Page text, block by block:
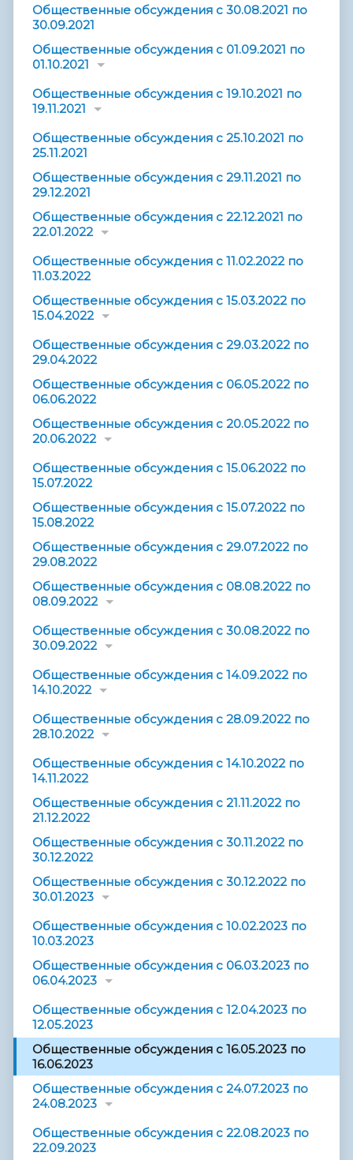
Общественные обсуждения с 30.08.2021 по
30.09.2021
Общественные обсуждения с 01.09.2021 по
01.10.2021
Общественные обсуждения с 19.10.2021 по
19.11.2021
Общественные обсуждения с 25.10.2021 по
25.11.2021
Общественные обсуждения с 29.11.2021 по
29.12.2021
Общественные обсуждения с 22.12.2021 по
22.01.2022
Общественные обсуждения с 11.02.2022 по
11.03.2022
Общественные обсуждения с 15.03.2022 по
15.04.2022
Общественные обсуждения с 29.03.2022 по
29.04.2022
Общественные обсуждения с 06.05.2022 по
06.06.2022
Общественные обсуждения с 20.05.2022 по
20.06.2022
Общественные обсуждения с 15.06.2022 по
15.07.2022
Общественные обсуждения с 15.07.2022 по
15.08.2022
Общественные обсуждения с 29.07.2022 по
29.08.2022
Общественные обсуждения с 08.08.2022 по
08.09.2022
Общественные обсуждения с 30.08.2022 по
30.09.2022
Общественные обсуждения с 14.09.2022 по
14.10.2022
Общественные обсуждения с 28.09.2022 по
28.10.2022
Общественные обсуждения с 14.10.2022 по
14.11.2022
Общественные обсуждения с 21.11.2022 по
21.12.2022
Общественные обсуждения с 30.11.2022 по
30.12.2022
Общественные обсуждения с 30.12.2022 по
30.01.2023
Общественные обсуждения с 10.02.2023 по
10.03.2023
Общественные обсуждения с 06.03.2023 по
06.04.2023
Общественные обсуждения с 12.04.2023 по
12.05.2023
Общественные обсуждения с 16.05.2023 по
16.06.2023
Общественные обсуждения с 24.07.2023 по
24.08.2023
Общественные обсуждения с 22.08.2023 по
22.09.2023